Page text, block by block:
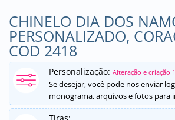
CHINELO DIA DOS
PERSONALIZADO,
COD 2418
Personalização: Alteração e criação
Se desejar, você pode nos enviar
monograma, arquivos e fotos para
Tiras: